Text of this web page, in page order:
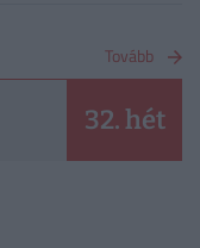
Tovább
32. hét